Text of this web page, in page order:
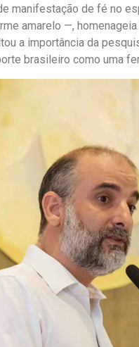
de fé no
amarelo —,
a importância da
brasileiro como uma